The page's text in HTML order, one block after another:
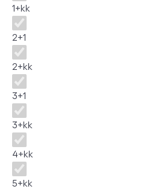
1+kk
2+1
2+kk
3+1
3+kk
4+kk
5+kk